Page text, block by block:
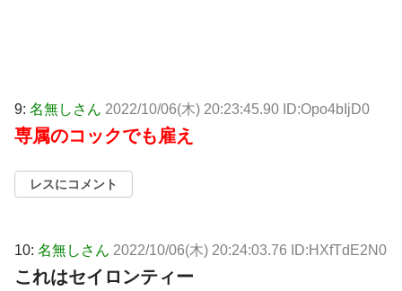
9: 名無しさん 2022/10/06(木) 20:23:45.90 ID:Opo4bIjD0
専属のコックでも雇え
レスにコメント
10: 名無しさん 2022/10/06(木) 20:24:03.76 ID:HXfTdE2N0
これはセイロンティー